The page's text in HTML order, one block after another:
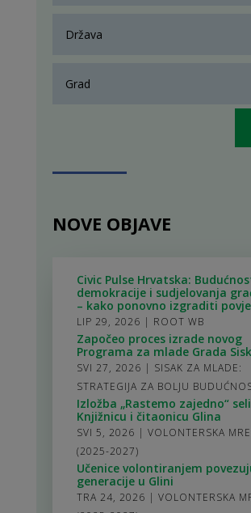
NOVE OBJAVE
Civic Pulse Hrvatska:
demokracije i sudjelovanja
– kako ponovno izgraditi
LIP 29, 2026 | ROOT WB
Započeo proces izrade novog
Programa za mlade Grada
SVI 27, 2026 | SISAK ZA MLADE:
STRATEGIJA ZA BOLJU
Izložba „Rastemo zajedno“
Knjižnicu i čitaonicu Glina
SVI 5, 2026 | VOLONTERSKA
(2025-2027)
Učenice volontiranjem
generacije u Glini
TRA 24, 2026 | VOLONTERSKA